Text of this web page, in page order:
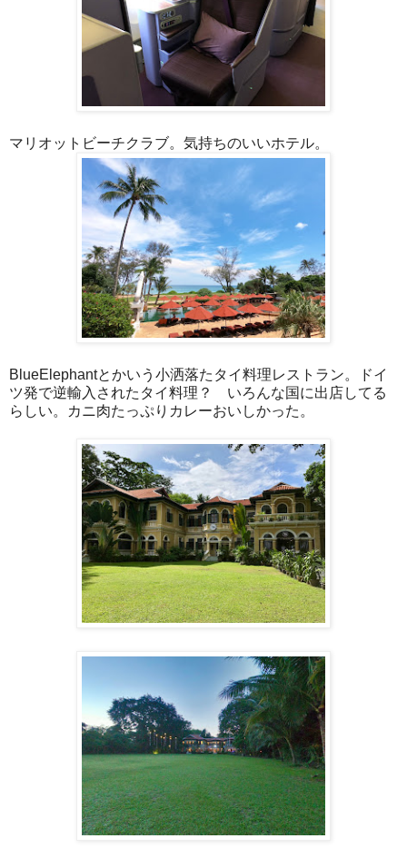
マリオットビーチクラブ。気持ちのいいホテル。
BlueElephantとかいう小洒落たタイ料理レストラン。ドイ
ツ発で逆輸入されたタイ料理？ いろんな国に出店してる
らしい。カニ肉たっぷりカレーおいしかった。